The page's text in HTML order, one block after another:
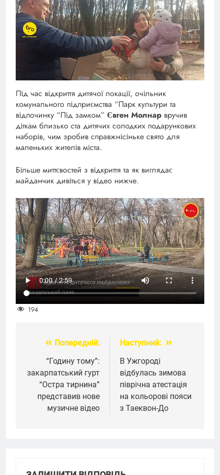
Під час відкриття дитячої локації, очільник
комунального підприємства “Парк культури та
відпочинку “Під замком” Євген Молнар вручив
діткам близько ста дитячих солодких подарункових
наборів, чим зробив справжнісіньке свято для
маленьких жителів міста.
Більше миттєвостей з відкриття та як виглядає
майданчик дивіться у відео нижче.
194
Навігація
записів
Попередній:
“Годину тому”:
закарпатський гурт
“Остра тирнина”
представив нове
музичне відео
Наступний:
В Ужгороді
відбулась зимова
піврічна атестація
на кольорові пояси
з Таеквон-До